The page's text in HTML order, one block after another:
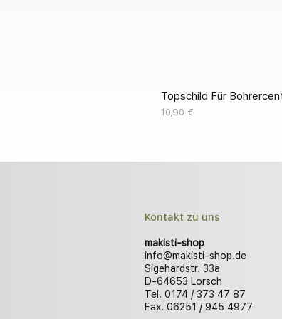
Topschild Für
Preis
10,90 €
Kontakt zu uns
makisti-shop
info@makisti-shop.de
Sigehardstr. 33a
D-64653 Lorsch
Tel. 0174 / 373 47 87
Fax. 06251 / 945 4977